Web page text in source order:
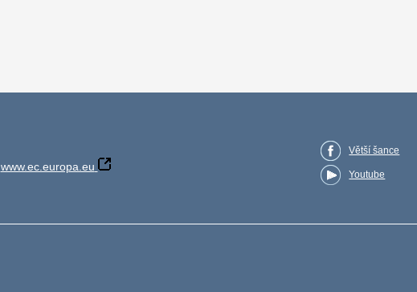
www.ec.europa.eu
Větší šance
Youtube